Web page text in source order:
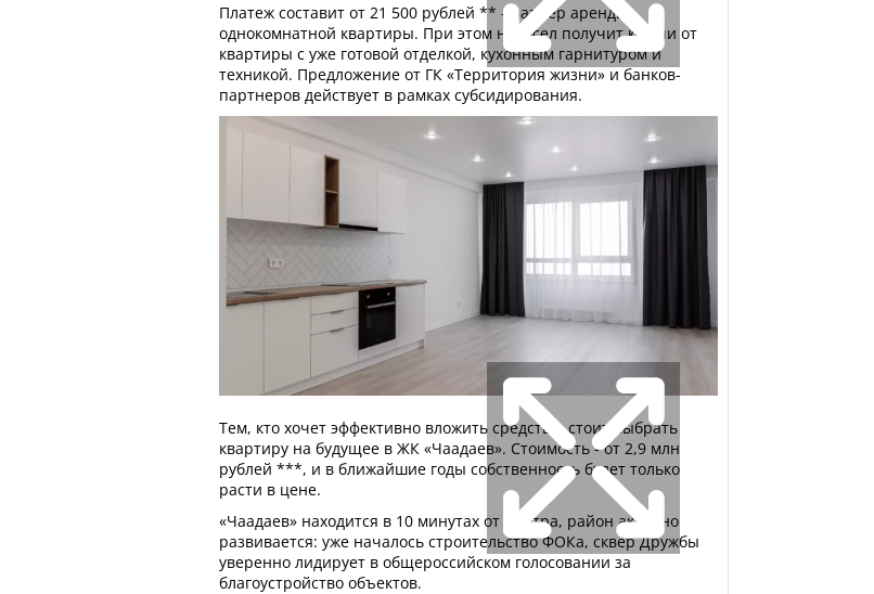
Платеж составит от 21 500 рублей ** - размер аренды
однокомнатной квартиры. При этом новосел получит ключи от
квартиры с уже готовой отделкой, кухонным гарнитуром и
техникой. Предложение от ГК «Территория жизни» и банков-
партнеров действует в рамках субсидирования.
Тем, кто хочет эффективно вложить средства, стоит выбрать
квартиру на будущее в ЖК «Чаадаев». Стоимость - от 2,9 млн
рублей ***, и в ближайшие годы собственность будет только
расти в цене.
«Чаадаев» находится в 10 минутах от центра, район активно
развивается: уже началось строительство ФОКа, сквер Дружбы
уверенно лидирует в общероссийском голосовании за
благоустройство объектов.